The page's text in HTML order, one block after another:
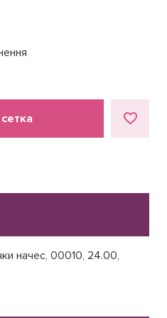
начес, 00010, 24.00,